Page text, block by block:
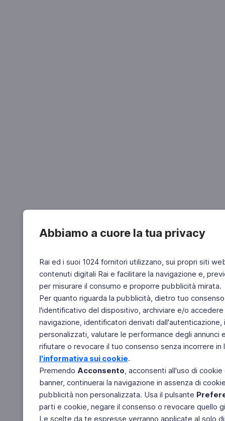
Abbiamo a cuore la tua privacy
Rai ed i suoi 1024 fornitori utilizzano, sui propri siti
contenuti digitali Rai e facilitare la navigazione e,
per misurare il consumo e proporre pubblicità mirata.
Per quanto riguarda la pubblicità, dietro tuo
l'identificativo del dispositivo, archiviare e/o
navigazione, identificatori derivati
personalizzati, valutare le performance degli
rifiutare o revocare il tuo consenso senza incorrere
l'informativa sui cookie.
Premendo Acconsento, acconsenti all'uso di
banner, continuerai la navigazione in assenza di
pubblicità non personalizzata. Usa il pulsante
parti e cookie, negare il consenso o revocare quello
Le scelte da te espresse verranno applicate al solo